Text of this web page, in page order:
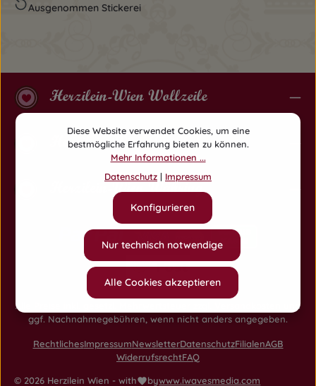
Ausgenommen Stickerei
Herzilein-Wien Wollzeile
Herzilein-Wien Am Hof
Herzilein-Wien Währing
Alle Preise inkl. gesetzl. Mehrwertsteuer zzgl.
und
ggf. Nachnahmegebühren, wenn nicht anders angegeben.
© 2026 Herzilein Wien - with bywww.iwavesmedia.com
RechtlichesImpressumNewsletterDatenschutzFilialenAGB
WiderrufsrechtFAQ
Diese Website verwendet Cookies, um eine
bestmögliche Erfahrung bieten zu können.
Mehr Informationen ...
Datenschutz | Impressum
Nur technisch notwendige
Konfigurieren
Alle Cookies akzeptieren